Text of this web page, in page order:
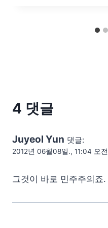
4 댓글
Juyeol Yun 댓글:
2012년 06월08일., 11:04 오전
그것이 바로 민주주의죠